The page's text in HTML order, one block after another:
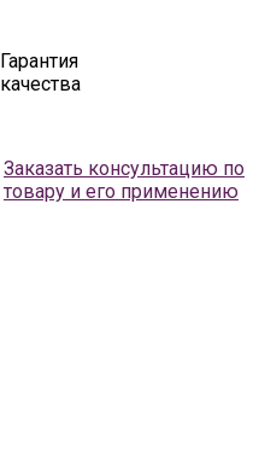
Заказать консультацию по
товару и его применению
Гарантия
качества